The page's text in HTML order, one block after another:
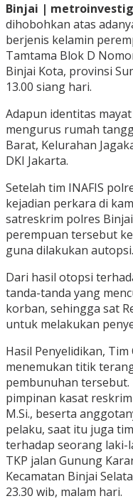
Binjai |
dihobohkan atas
berjenis kelamin
Tamtama Blok D
Binjai Kota, provinsi
13.00 siang hari.
Adapun identitas
mengurus rumah
Barat, Kelurahan
DKI Jakarta.
Setelah tim INAFIS
kejadian perkara di
satreskrim polres
perempuan tersebut
guna dilakukan autopsi.
Dari hasil otopsi
tanda-tanda yang
korban, sehingga sat
untuk melakukan
Hasil Penyelidikan,
menemukan titik
pembunuhan tersebut.
pimpinan kasat reskrim
M.Si., beserta
pelaku, saat itu juga
terhadap seorang laki-
TKP jalan Gunung
Kecamatan Binjai
23.30 wib, malam hari.